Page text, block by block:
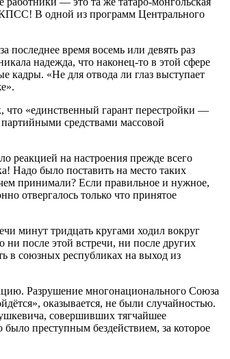
КПСС! В одной из программ Центрального
последнее время восемь или девять раз
надежда, что наконец-то в этой сфере
кадры. «Не для отвода ли глаз выступает
что «единственный гарант перестройки —
средствами массовой
на настроения прежде всего
Надо было поставить на место таких
принимали? Если правильное и нужное,
отвергалось только что принятое
минут тридцать кругами ходил вокруг
после этой встречи, ни после других
в союзных республиках на выход из
Разрушение многонационального Союза
оказывается, не были случайностью.
совершивших тягчайшее
преступным бездействием, за которое